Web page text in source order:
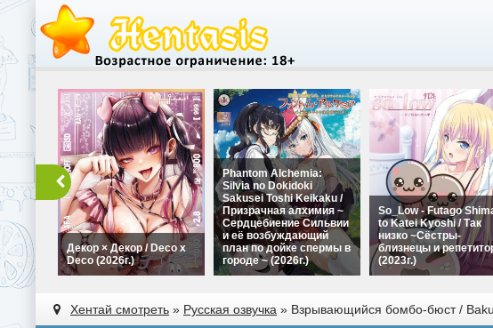
Декор × Декор / Deco x
Deco (2026г.)
Phantom Alchemia:
Silvia no Dokidoki
Sakusei Toshi Keikaku /
Призрачная алхимия ~
Сердцебиение Сильвии
и её возбуждающий
план по дойке спермы в
городе ~ (2026г.)
So_Low - Futago
to Katei Kyoshi / Так
низко ~Сёстры-
близнецы и
(2023г.)
Хентай смотреть » Русская озвучка » Взрывающийся бомбо-бюст /